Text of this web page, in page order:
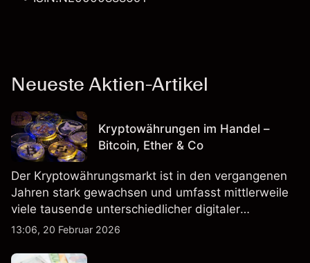
Neueste Aktien-Artikel
Kryptowährungen im Handel –
Bitcoin, Ether & Co
Der Kryptowährungsmarkt ist in den vergangenen
Jahren stark gewachsen und umfasst mittlerweile
viele tausende unterschiedlicher digitaler
Währungen.
13:06, 20 Februar 2026